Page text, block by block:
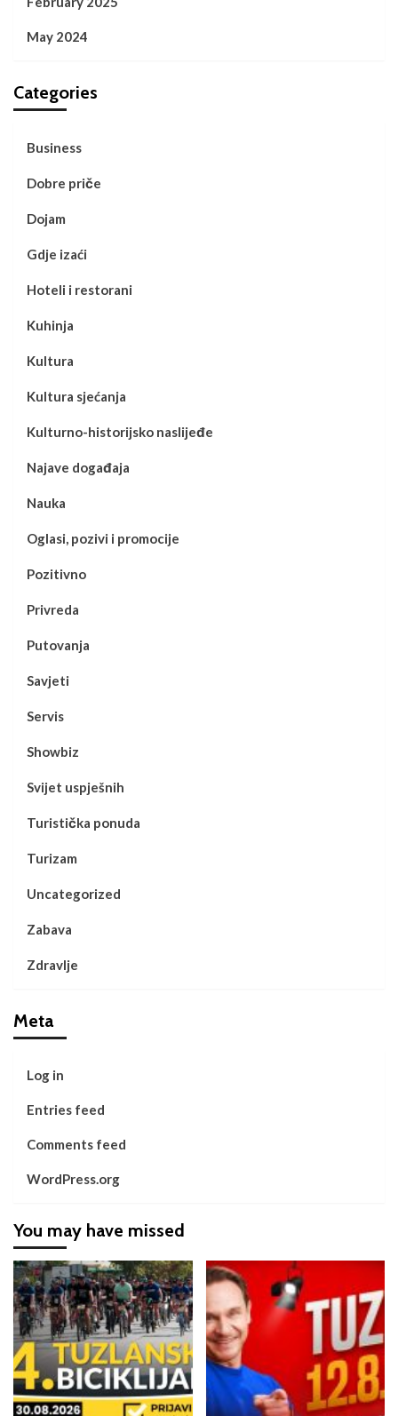
May 2024
Categories
Business
Dobre priče
Dojam
Gdje izaći
Hoteli i restorani
Kuhinja
Kultura
Kultura sjećanja
Kulturno-historijsko naslijeđe
Najave događaja
Nauka
Oglasi, pozivi i promocije
Pozitivno
Privreda
Putovanja
Savjeti
Servis
Showbiz
Svijet uspješnih
Turistička ponuda
Turizam
Uncategorized
Zabava
Zdravlje
Meta
Log in
Entries feed
Comments feed
WordPress.org
You may have missed